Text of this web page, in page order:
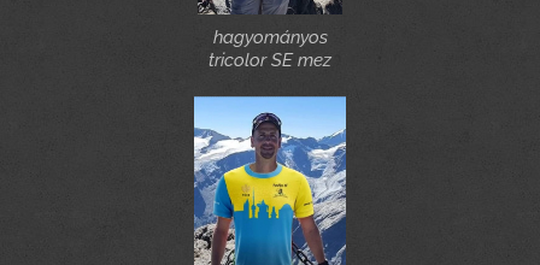
hagyományos
tricolor SE mez